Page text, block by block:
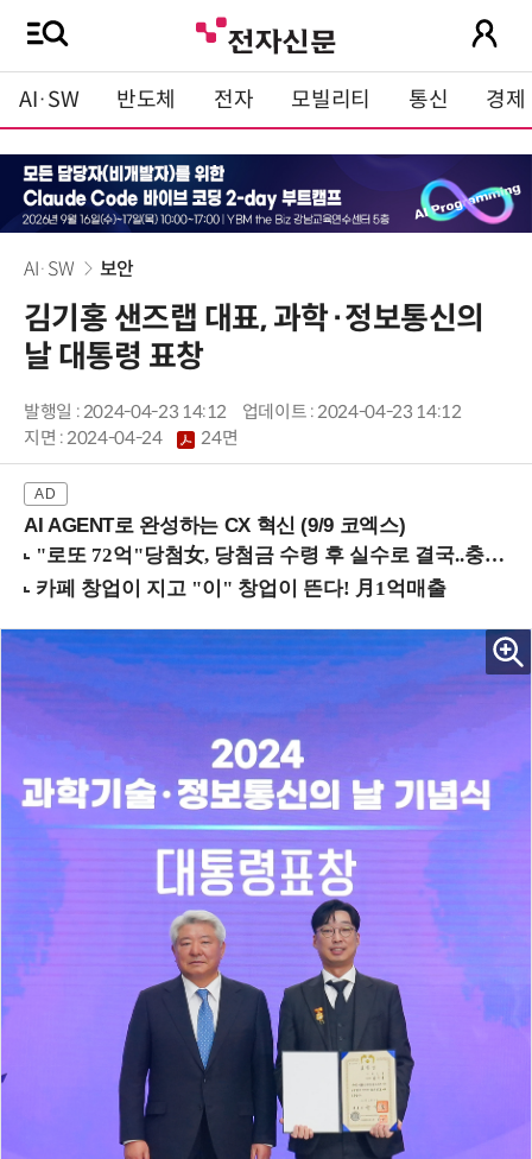
AI·SW 반도체 전자 모빌리티 통신 경제
AI·SW 보안
김기홍 샌즈랩 대표, 과학·정보통신의
날 대통령 표창
발행일 : 2024-04-23 14:12
업데이트 : 2024-04-23 14:12
지면 :2024-04-24 24면
AI AGENT로 완성하는 CX 혁신 (9/9 코엑스)